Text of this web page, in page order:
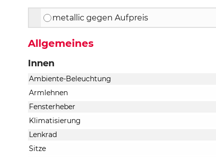
metallic gegen Aufpreis
Allgemeines
Innen
Ambiente-Beleuchtung
Armlehnen
Fensterheber
Klimatisierung
Lenkrad
Sitze